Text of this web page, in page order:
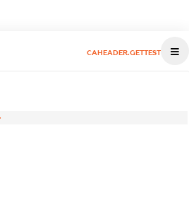
CAHEADER.GETTEST